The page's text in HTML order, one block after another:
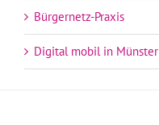
Bürgernetz-Praxis
Digital mobil in Münster